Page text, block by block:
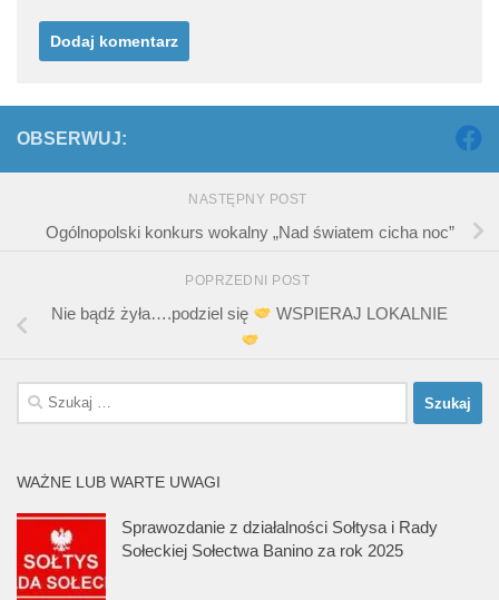
OBSERWUJ:
NASTĘPNY POST
Ogólnopolski konkurs wokalny „Nad światem cicha noc”
POPRZEDNI POST
Nie bądź żyła….podziel się WSPIERAJ LOKALNIE
Szukaj:
WAŻNE LUB WARTE UWAGI
Sprawozdanie z działalności Sołtysa i Rady
Sołeckiej Sołectwa Banino za rok 2025